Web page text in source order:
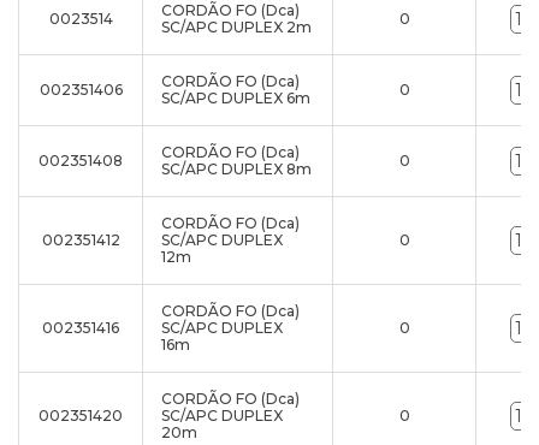
0023514
CORDÃO FO (Dca)
SC/APC DUPLEX 2m
0
002351406
CORDÃO FO (Dca)
SC/APC DUPLEX 6m
0
002351408
CORDÃO FO (Dca)
SC/APC DUPLEX 8m
0
002351412
CORDÃO FO (Dca)
SC/APC DUPLEX
12m
0
002351416
CORDÃO FO (Dca)
SC/APC DUPLEX
16m
0
002351420
CORDÃO FO (Dca)
SC/APC DUPLEX
20m
0